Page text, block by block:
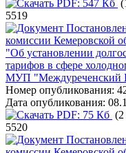
PDF: 547 Кб
5519
комиссии Кемеровской
"Об установлении
тарифов в сфере
МУП "Междуреченский
Номер опубликования:
Дата опубликования:
PDF: 75 Кб (2
5520